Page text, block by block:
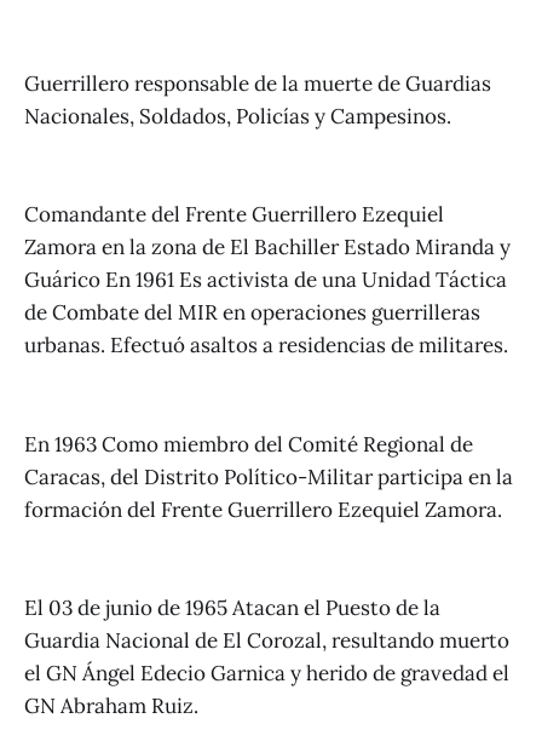
Guerrillero responsable de la muerte de Guardias
Nacionales, Soldados, Policías y Campesinos.
Comandante del Frente Guerrillero Ezequiel
Zamora en la zona de El Bachiller Estado Miranda y
Guárico En 1961 Es activista de una Unidad Táctica
de Combate del MIR en operaciones guerrilleras
urbanas. Efectuó asaltos a residencias de militares.
En 1963 Como miembro del Comité Regional de
Caracas, del Distrito Político-Militar participa en la
formación del Frente Guerrillero Ezequiel Zamora.
El 03 de junio de 1965 Atacan el Puesto de la
Guardia Nacional de El Corozal, resultando muerto
el GN Ángel Edecio Garnica y herido de gravedad el
GN Abraham Ruiz.